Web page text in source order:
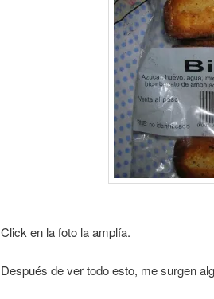
Click en la foto la amplía.
Después de ver todo esto, me surgen